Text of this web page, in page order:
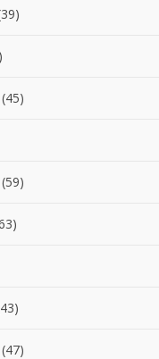
(45)
(59)
(47)